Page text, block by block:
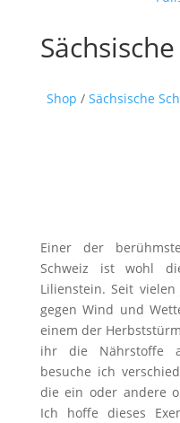
Shop / Sächsische
Einer der
Schweiz ist wohl
Lilienstein. Seit
gegen Wind und
einem der
ihr die Nährstoffe
besuche ich
die ein oder andere
Ich hoffe dieses